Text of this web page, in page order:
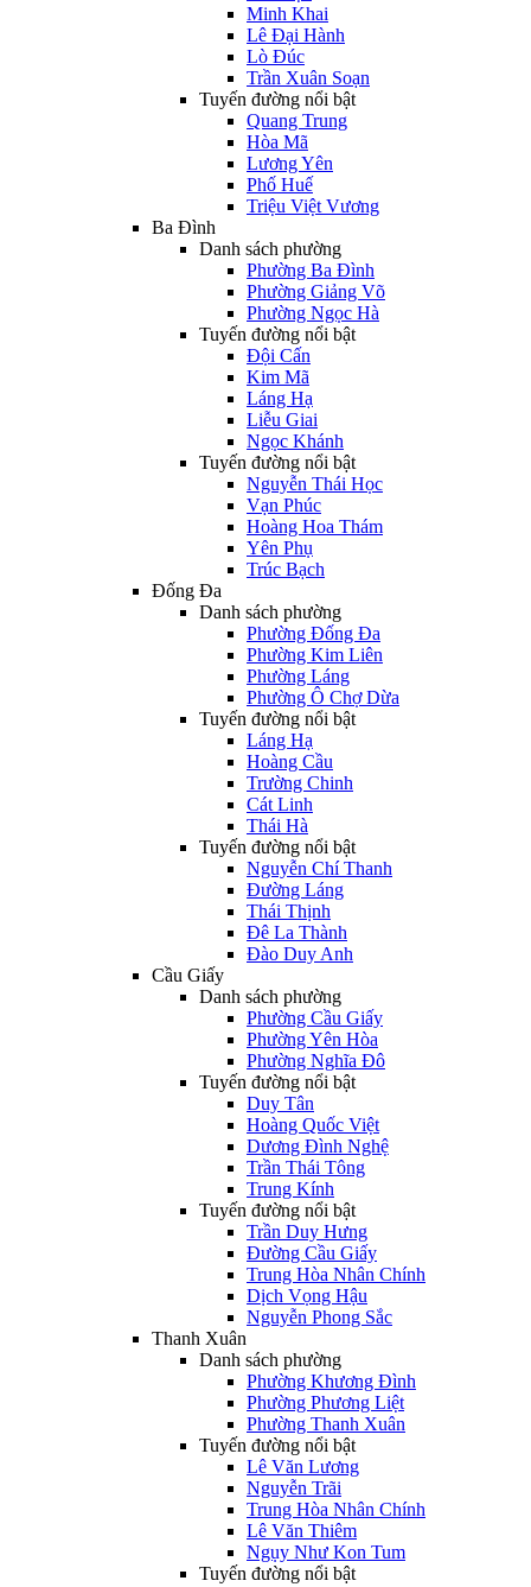
Minh Khai
Lê Đại Hành
Lò Đúc
Trần Xuân Soạn
Tuyến đường nổi bật
Quang Trung
Hòa Mã
Lương Yên
Phố Huế
Triệu Việt Vương
Ba Đình
Danh sách phường
Phường Ba Đình
Phường Giảng Võ
Phường Ngọc Hà
Tuyến đường nổi bật
Đội Cấn
Kim Mã
Láng Hạ
Liễu Giai
Ngọc Khánh
Tuyến đường nổi bật
Nguyễn Thái Học
Vạn Phúc
Hoàng Hoa Thám
Yên Phụ
Trúc Bạch
Đống Đa
Danh sách phường
Phường Đống Đa
Phường Kim Liên
Phường Láng
Phường Ô Chợ Dừa
Tuyến đường nổi bật
Láng Hạ
Hoàng Cầu
Trường Chinh
Cát Linh
Thái Hà
Tuyến đường nổi bật
Nguyễn Chí Thanh
Đường Láng
Thái Thịnh
Đê La Thành
Đào Duy Anh
Cầu Giấy
Danh sách phường
Phường Cầu Giấy
Phường Yên Hòa
Phường Nghĩa Đô
Tuyến đường nổi bật
Duy Tân
Hoàng Quốc Việt
Dương Đình Nghệ
Trần Thái Tông
Trung Kính
Tuyến đường nổi bật
Trần Duy Hưng
Đường Cầu Giấy
Trung Hòa Nhân Chính
Dịch Vọng Hậu
Nguyễn Phong Sắc
Thanh Xuân
Danh sách phường
Phường Khương Đình
Phường Phương Liệt
Phường Thanh Xuân
Tuyến đường nổi bật
Lê Văn Lương
Nguyễn Trãi
Trung Hòa Nhân Chính
Lê Văn Thiêm
Ngụy Như Kon Tum
Tuyến đường nổi bật